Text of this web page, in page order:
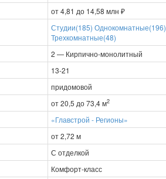
от 4,81 до 14,58 млн ₽
Студии(185) Однокомнатные(196)
Трехкомнатные(48)
2 — Кирпично-монолитный
13-21
придомовой
от 20,5 до 73,4 м2
«Главстрой - Регионы»
от 2,72 м
С отделкой
Комфорт-класс